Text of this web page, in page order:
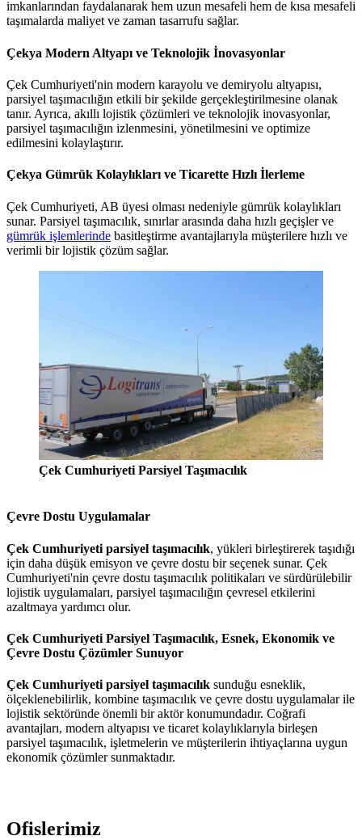
imkanlarından faydalanarak hem uzun mesafeli hem de kısa mesafeli
taşımalarda maliyet ve zaman tasarrufu sağlar.
Çekya Modern Altyapı ve Teknolojik İnovasyonlar
Çek Cumhuriyeti'nin modern karayolu ve demiryolu altyapısı,
parsiyel taşımacılığın etkili bir şekilde gerçekleştirilmesine olanak
tanır. Ayrıca, akıllı lojistik çözümleri ve teknolojik inovasyonlar,
parsiyel taşımacılığın izlenmesini, yönetilmesini ve optimize
edilmesini kolaylaştırır.
Çekya Gümrük Kolaylıkları ve Ticarette Hızlı İlerleme
Çek Cumhuriyeti, AB üyesi olması nedeniyle gümrük kolaylıkları
sunar. Parsiyel taşımacılık, sınırlar arasında daha hızlı geçişler ve
gümrük işlemlerinde basitleştirme avantajlarıyla müşterilere hızlı ve
verimli bir lojistik çözüm sağlar.
Çek Cumhuriyeti Parsiyel Taşımacılık
Çevre Dostu Uygulamalar
Çek Cumhuriyeti parsiyel taşımacılık, yükleri birleştirerek taşıdığı
için daha düşük emisyon ve çevre dostu bir seçenek sunar. Çek
Cumhuriyeti'nin çevre dostu taşımacılık politikaları ve sürdürülebilir
lojistik uygulamaları, parsiyel taşımacılığın çevresel etkilerini
azaltmaya yardımcı olur.
Çek Cumhuriyeti Parsiyel Taşımacılık, Esnek, Ekonomik ve
Çevre Dostu Çözümler Sunuyor
Çek Cumhuriyeti parsiyel taşımacılık sunduğu esneklik,
ölçeklenebilirlik, kombine taşımacılık ve çevre dostu uygulamalar ile
lojistik sektöründe önemli bir aktör konumundadır. Coğrafi
avantajları, modern altyapısı ve ticaret kolaylıklarıyla birleşen
parsiyel taşımacılık, işletmelerin ve müşterilerin ihtiyaçlarına uygun
ekonomik çözümler sunmaktadır.
Ofislerimiz